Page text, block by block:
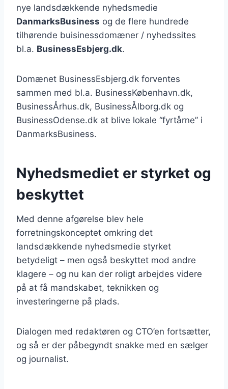
nye landsdækkende nyhedsmedie
DanmarksBusiness og de flere hundrede
tilhørende buisinessdomæner / nyhedssites
bl.a. BusinessEsbjerg.dk.
Domænet BusinessEsbjerg.dk forventes
sammen med bl.a. BusinessKøbenhavn.dk,
BusinessÅrhus.dk, BusinessÅlborg.dk og
BusinessOdense.dk at blive lokale “fyrtårne” i
DanmarksBusiness.
Nyhedsmediet er styrket og
beskyttet
Med denne afgørelse blev hele
forretningskonceptet omkring det
landsdækkende nyhedsmedie styrket
betydeligt – men også beskyttet mod andre
klagere – og nu kan der roligt arbejdes videre
på at få mandskabet, teknikken og
investeringerne på plads.
Dialogen med redaktøren og CTO’en fortsætter,
og så er der påbegyndt snakke med en sælger
og journalist.